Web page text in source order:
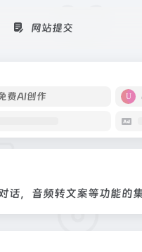
网站提交
费AI创作
话，音频转文案等功能的